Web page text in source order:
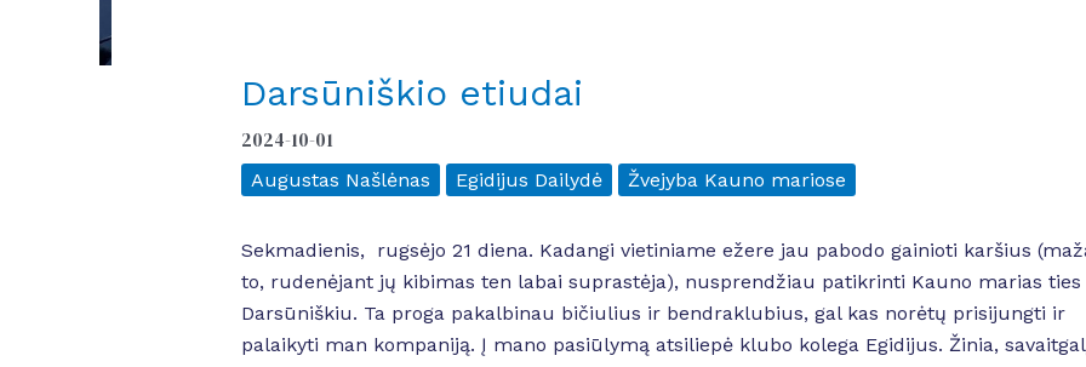
Darsūniškio etiudai
2024-10-01
Augustas Našlėnas Egidijus Dailydė Žvejyba Kauno mariose
Sekmadienis, rugsėjo 21 diena. Kadangi vietiniame ežere jau pabodo gainioti karšius
to, rudenėjant jų kibimas ten labai suprastėja), nusprendžiau patikrinti Kauno marias ties
Darsūniškiu. Ta proga pakalbinau bičiulius ir bendraklubius, gal kas norėtų prisijungti ir
palaikyti man kompaniją. Į mano pasiūlymą atsiliepė klubo kolega Egidijus. Žinia,